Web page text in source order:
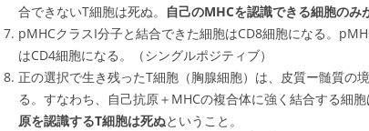
合できないT細胞は死ぬ。 自己のMHCを認識できる細胞のみ
pMHCクラスI分子と結合できた細胞はCD8細胞になる。
はCD4細胞になる。（シングルポジティブ）
正の選択で生き残ったT細胞（胸腺細胞）は、皮質ー髄質の境
る。すなわち、自己抗原＋MHCの複合体に強く結合する細胞
原を認識するT細胞は死ぬということ。